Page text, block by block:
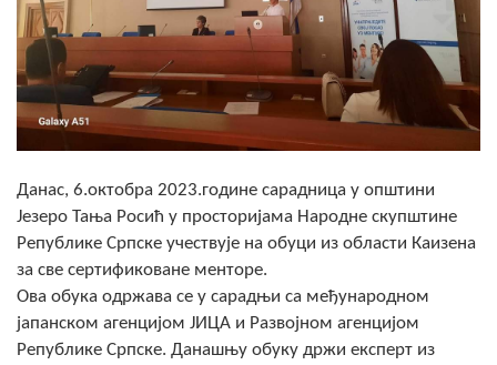
Извјештај о раду начелника
СКУПШТИНА
Статут Општине
Скупштинско вијеће општине језеро
Састав Скупштине
Службени Гласници
ОПШТИНСКА УПРАВА
Данас, 6.октобра 2023.године сарадница у општини
Језеро Тања Росић у просторијама Народне скупштине
Републике Српске учествује на обуци из области Каизена
за све сертификоване менторе.
Ова обука одржава се у сарадњи са међународном
јапанском агенцијом ЈИЦА и Развојном агенцијом
Републике Српске. Данашњу обуку држи експерт из